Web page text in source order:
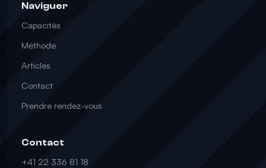
Naviguer
Capacités
Méthode
Articles
Contact
Prendre rendez-vous
Contact
+41 22 336 81 18